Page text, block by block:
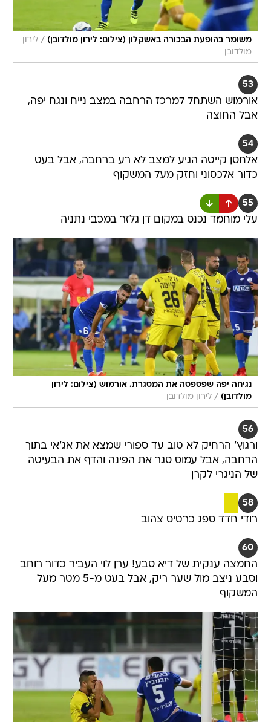
משומר בהופעת הבכורה באשקלון (צילום: לירון מולדובן) / לירון
מולדובן
53
אורמוש השתחל למרכז הרחבה במצב נייח ונגח יפה,
אבל החוצה
54
אלחסן קייטה הגיע למצב לא רע ברחבה, אבל בעט
כדור אלכסוני וחזק מעל המשקוף
55
עלי מוחמד נכנס במקום דן גלזר במכבי נתניה
נגיחה יפה שפספסה את המסגרת. אורמוש (צילום: לירון
מולדובן) / לירון מולדובן
56
ורגוץ' הרחיק לא טוב עד ספורי שמצא את אג'אי בתוך
הרחבה, אבל עמוס סגר את הפינה והדף את הבעיטה
של הניגרי לקרן
58
רודי חדד ספג כרטיס צהוב
60
החמצה ענקית של דיא סבע! ערן לוי העביר כדור רוחב
וסבע ניצב מול שער ריק, אבל בעט מ-5 מטר מעל
המשקוף